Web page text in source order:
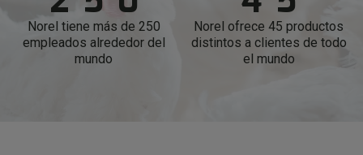
9 4
5
3 6
7
1
Norel tiene más de 250
empleados alrededor del
mundo
5
6
6
7
Norel ofrece 45 productos
distintos a clientes de todo
el mundo